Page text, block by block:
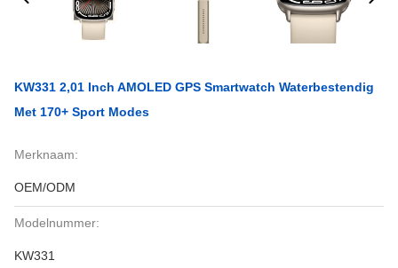
KW331 2,01 Inch AMOLED GPS Smartwatch Waterbestendig
Met 170+ Sport Modes
Merknaam:
OEM/ODM
Modelnummer:
KW331